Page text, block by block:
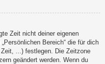
Zeit nicht deiner eigenen
Bereich“ die für dich
...) festlegen. Die Zeitzone
geändert werden. Wenn du